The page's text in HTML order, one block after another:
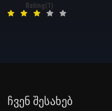
Rating(1)
Ჩვენ Შესახებ